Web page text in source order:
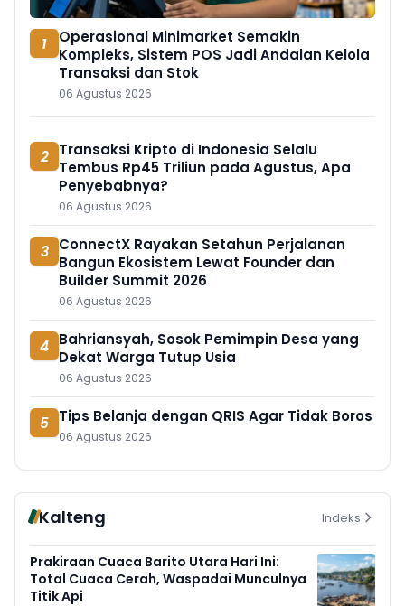
1
Operasional Minimarket Semakin
Kompleks, Sistem POS Jadi Andalan Kelola
Transaksi dan Stok
06 Agustus 2026
2 Transaksi Kripto di Indonesia Selalu
Tembus Rp45 Triliun pada Agustus, Apa
Penyebabnya?
06 Agustus 2026
3 ConnectX Rayakan Setahun Perjalanan
Bangun Ekosistem Lewat Founder dan
Builder Summit 2026
06 Agustus 2026
4 Bahriansyah, Sosok Pemimpin Desa yang
Dekat Warga Tutup Usia
06 Agustus 2026
5 Tips Belanja dengan QRIS Agar Tidak Boros
06 Agustus 2026
Kalteng Indeks
Prakiraan Cuaca Barito Utara Hari Ini:
Total Cuaca Cerah, Waspadai Munculnya
Titik Api